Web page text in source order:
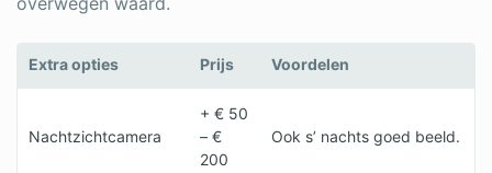
Extra opties Prijs Voordelen
Nachtzichtcamera
+ € 50
– €
200
Ook s’ nachts goed beeld.